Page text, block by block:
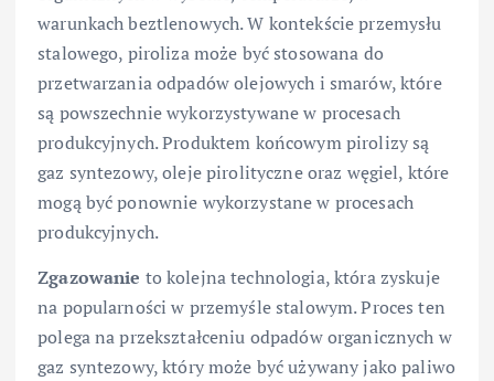
warunkach beztlenowych. W kontekście przemysłu
stalowego, piroliza może być stosowana do
przetwarzania odpadów olejowych i smarów, które
są powszechnie wykorzystywane w procesach
produkcyjnych. Produktem końcowym pirolizy są
gaz syntezowy, oleje pirolityczne oraz węgiel, które
mogą być ponownie wykorzystane w procesach
produkcyjnych.
Zgazowanie to kolejna technologia, która zyskuje
na popularności w przemyśle stalowym. Proces ten
polega na przekształceniu odpadów organicznych w
gaz syntezowy, który może być używany jako paliwo